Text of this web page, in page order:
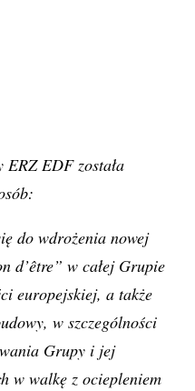
ERZ EDF została
do wdrożenia nowej
d’être” w całej Grupie
europejskiej, a także
w szczególności
Grupy i jej
w walkę z ociepleniem